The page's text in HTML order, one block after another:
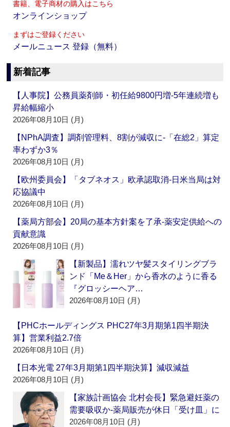
書籍、電子商材の購入はこちら
オンラインショップ
まずはご登録ください
メールニュース 登録（無料）
新着記事
【人事院】公務員薬剤師・初任給9800円増‐5年連続増も
昇給幅縮小
2026年08月10日 (月)
【NPhA調査】調剤管理料、8割が減収に‐「在総2」算定
率わずか3％
2026年08月10日 (月)
【欧州委員会】「タブネオス」欧承認取消‐日米当局は対
応協議中
2026年08月10日 (月)
【薬局方部会】20局の基本方針案を了承‐薬安定供給への
貢献意識
2026年08月10日 (月)
【新製品】濡れツヤ髪スタイリングブラ
ンド「Me＆Her」から香水のように香る
『グロッシーヘア…
2026年08月10日 (月)
【PHCホールディングス PHC27年3月期第1四半期決
算】営業利益2.7倍
2026年08月10日 (月)
【日本光電 27年3月期第1四半期決算】減収減益
2026年08月10日 (月)
【家族計画協会 北村会長】緊急避妊薬の
需要吸収か‐薬局販売が休日「受け皿」に
2026年08月10日 (月)